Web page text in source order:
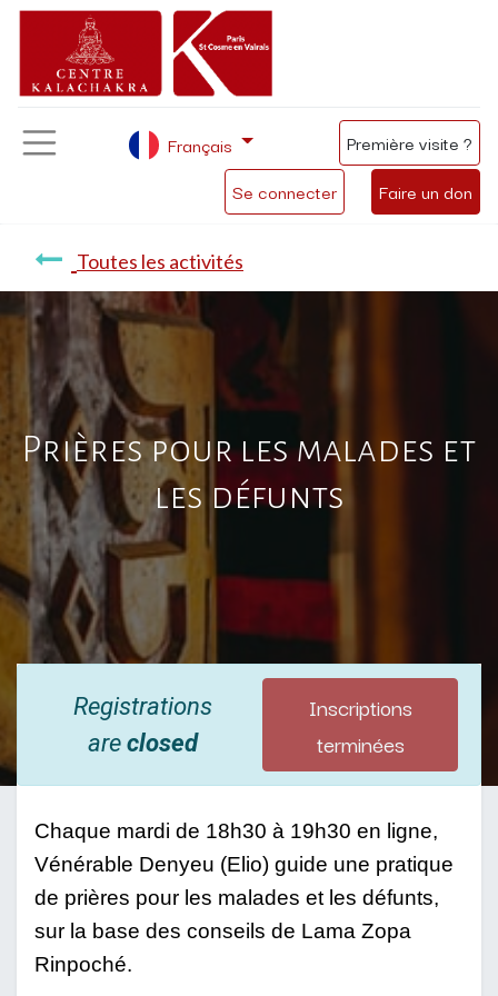
Se connecter Faire un don
Français Première visite ?
Toutes les activités
Prières pour les malades et
les défunts
Registrations
areclosed
Inscriptions
terminées
Chaque mardi de 18h30 à 19h30 en ligne,
Vénérable Denyeu (Elio) guide une pratique
de prières pour les malades et les défunts,
sur la base des conseils de Lama Zopa
Rinpoché.